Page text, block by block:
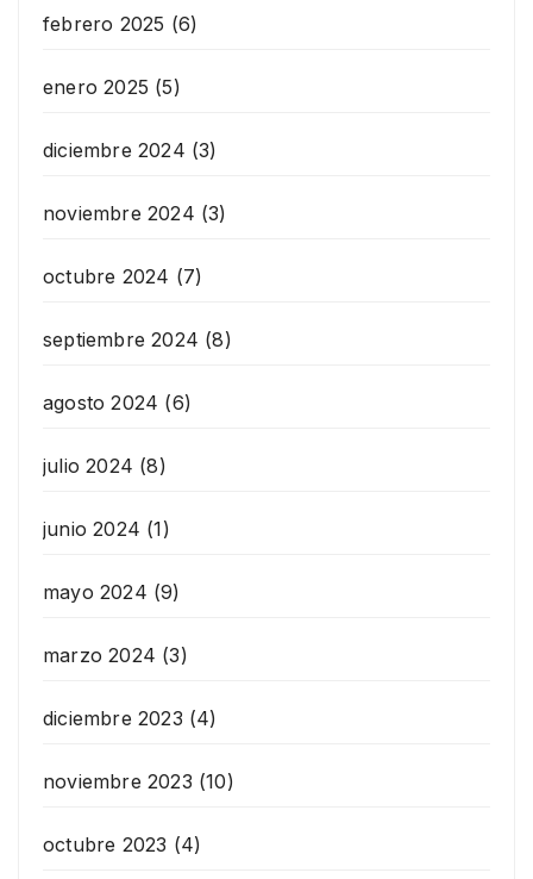
febrero 2025 (6)
enero 2025 (5)
diciembre 2024 (3)
noviembre 2024 (3)
octubre 2024 (7)
septiembre 2024 (8)
agosto 2024 (6)
julio 2024 (8)
junio 2024 (1)
mayo 2024 (9)
marzo 2024 (3)
diciembre 2023 (4)
noviembre 2023 (10)
octubre 2023 (4)